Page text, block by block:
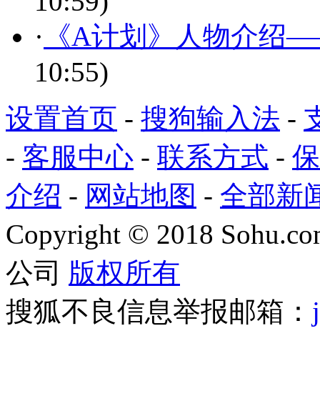
· 《A计划》人物介绍
10:55)
设置首页 - 搜狗输入法 -
- 客服中心 - 联系方式 -
介绍 - 网站地图 - 全部新
Copyright © 2018
公司 版权所有
搜狐不良信息举报邮箱：